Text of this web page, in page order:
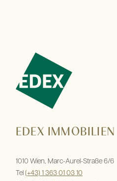
EDEX
1010 Wien, Marc-Aurel-Straße 6/6
Tel (+43) 1 363 01 03 10